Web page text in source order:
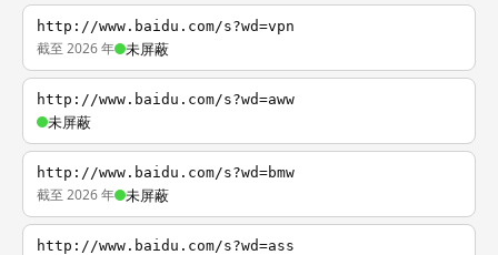
http://www.baidu.com/s?wd=vpn
截至 2026 年 未屏蔽
http://www.baidu.com/s?wd=aww
未屏蔽
http://www.baidu.com/s?wd=bmw
截至 2026 年 未屏蔽
http://www.baidu.com/s?wd=ass